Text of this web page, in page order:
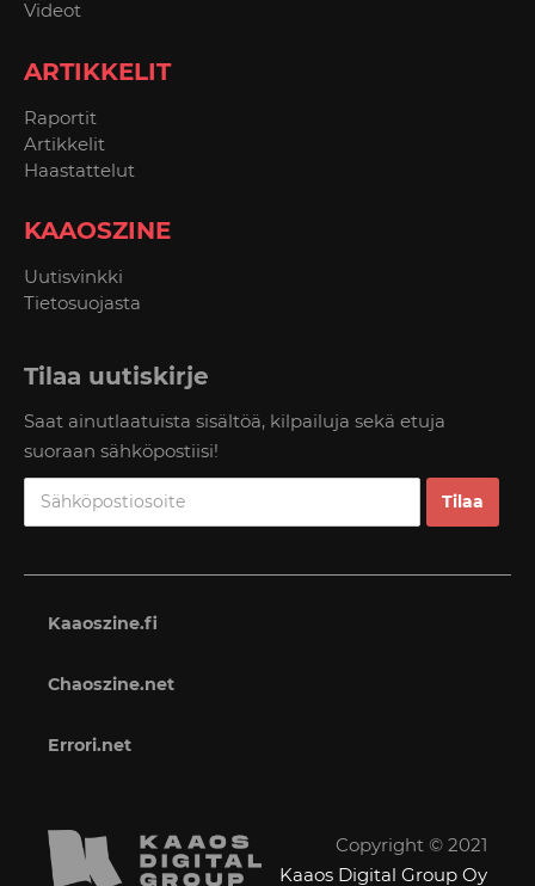
Videot
ARTIKKELIT
Raportit
Artikkelit
Haastattelut
KAAOSZINE
Uutisvinkki
Tietosuojasta
Tilaa uutiskirje
Saat ainutlaatuista sisältöä, kilpailuja sekä etuja
suoraan sähköpostiisi!
Kaaoszine.fi
Chaoszine.net
Errori.net
Copyright © 2021
Kaaos Digital Group Oy